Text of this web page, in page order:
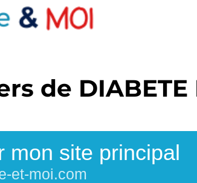
de DIABETE
mon site principal
et-moi.com